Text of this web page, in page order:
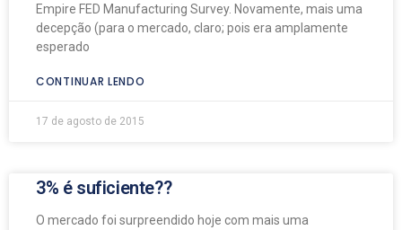
Empire FED Manufacturing Survey. Novamente, mais uma
decepção (para o mercado, claro; pois era amplamente
esperado
CONTINUAR LENDO
17 de agosto de 2015
3% é suficiente??
O mercado foi surpreendido hoje com mais uma